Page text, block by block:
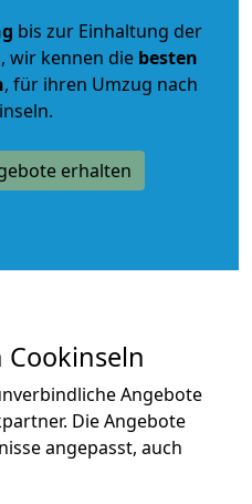
bis zur Einhaltung der
wir kennen die besten
, für ihren Umzug nach
erhalten
Cookinseln
Angebote
Die Angebote
angepasst, auch